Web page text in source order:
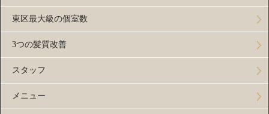
東区最大級の個室数
3つの髪質改善
スタッフ
メニュー